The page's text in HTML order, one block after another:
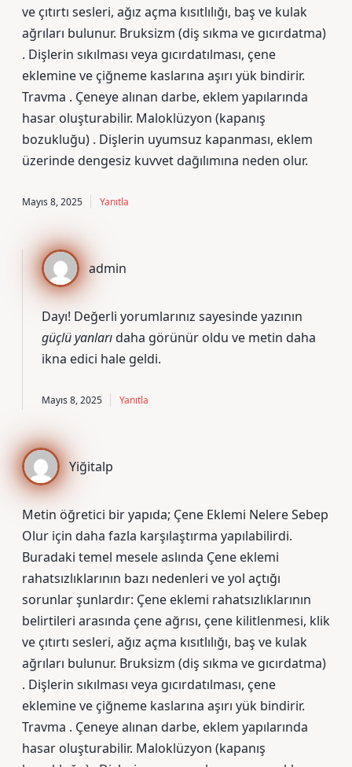
ve çıtırtı sesleri, ağız açma kısıtlılığı, baş ve kulak
ağrıları bulunur. Bruksizm (diş sıkma ve gıcırdatma)
. Dişlerin sıkılması veya gıcırdatılması, çene
eklemine ve çiğneme kaslarına aşırı yük bindirir.
Travma . Çeneye alınan darbe, eklem yapılarında
hasar oluşturabilir. Maloklüzyon (kapanış
bozukluğu) . Dişlerin uyumsuz kapanması, eklem
üzerinde dengesiz kuvvet dağılımına neden olur.
Mayıs 8, 2025 Yanıtla
admin
Dayı! Değerli yorumlarınız sayesinde yazının
güçlü yanlarıdaha görünür oldu ve metin daha
ikna edici hale geldi.
Mayıs 8, 2025 Yanıtla
Yiğitalp
Metin öğretici bir yapıda; Çene Eklemi Nelere Sebep
Olur için daha fazla karşılaştırma yapılabilirdi.
Buradaki temel mesele aslında Çene eklemi
rahatsızlıklarının bazı nedenleri ve yol açtığı
sorunlar şunlardır: Çene eklemi rahatsızlıklarının
belirtileri arasında çene ağrısı, çene kilitlenmesi, klik
ve çıtırtı sesleri, ağız açma kısıtlılığı, baş ve kulak
ağrıları bulunur. Bruksizm (diş sıkma ve gıcırdatma)
. Dişlerin sıkılması veya gıcırdatılması, çene
eklemine ve çiğneme kaslarına aşırı yük bindirir.
Travma . Çeneye alınan darbe, eklem yapılarında
hasar oluşturabilir. Maloklüzyon (kapanış